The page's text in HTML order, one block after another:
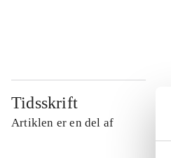
Tidsskrift
Artiklen er en del af